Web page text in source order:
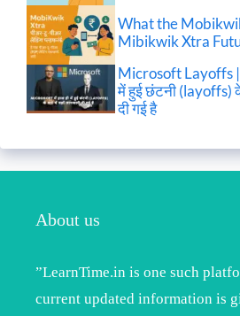
What the
Mibikwik Xtra
Microsoft Layoffs |
में हुई छंटनी (layoffs) के
दी गई है
About us
”LearnTime.in is one such
current updated information is